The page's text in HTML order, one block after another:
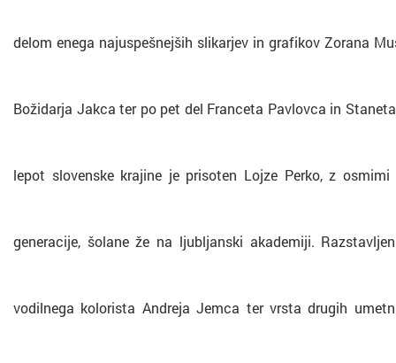
delom enega najuspešnejših slikarjev in grafikov Zorana
Božidarja Jakca ter po pet del Franceta Pavlovca in
lepot slovenske krajine je prisoten Lojze Perko, z
generacije, šolane že na ljubljanski akademiji.
vodilnega kolorista Andreja Jemca ter vrsta drugih